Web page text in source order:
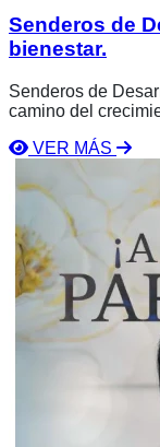
Senderos de
bienestar.
Senderos de
camino del
García y Beatriz
alcanzar el
con propósito.
VER MÁS
libro
ver
papito